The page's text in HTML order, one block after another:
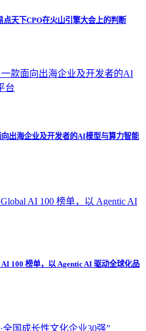
天下CPO在火山引擎大会上的判断
出海企业及开发者的AI模型与算力智能
100 榜单，以 Agentic AI 驱动全球化品